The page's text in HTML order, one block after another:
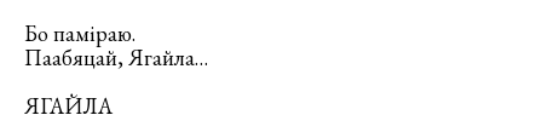
Бо паміраю.
Паабяцай, Ягайла…
ЯГАЙЛА